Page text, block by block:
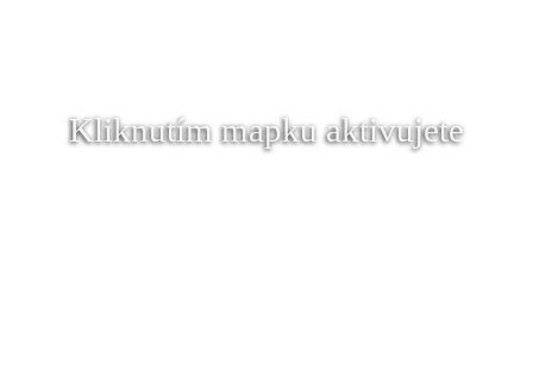
Kliknutím mapku aktivujete